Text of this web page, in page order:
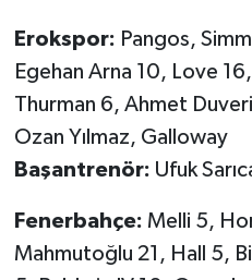
Erokspor: Pangos,
Egehan Arna 10, Love
Thurman 6, Ahmet
Ozan Yılmaz, Galloway
Başantrenör: Ufuk
Fenerbahçe: Melli 5,
Mahmutoğlu 21, Hall 5,